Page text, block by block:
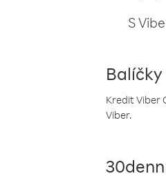
S
Kredit Viber
Viber.